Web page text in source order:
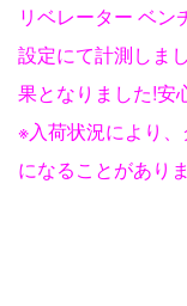
リベレーター ベ
設定にて計測しま
果となりました!安
※入荷状況により
になることがあり